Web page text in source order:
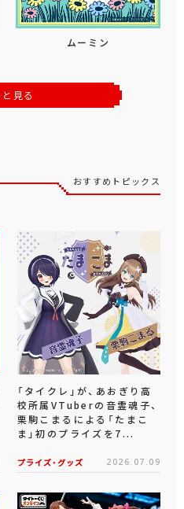
ムーミン
見る
おすすめトピックス
「タイクレ」が、あおぎり高
校所属VTuberの音霊魂子、
栗駒こまるによる「たまこ
ま」初のプライズを7...
プライズ・グッズ 2026.07.09